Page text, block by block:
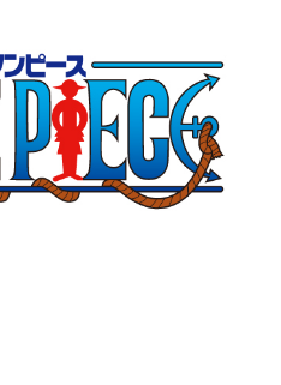
2026-04-10
体重:61-65kg
大きめ
伸びない